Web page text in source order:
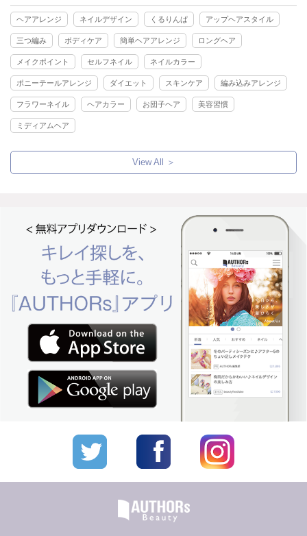
ヘアアレンジ ネイルデザイン くるりんぱ アップヘアスタイル
三つ編み ボディケア 簡単ヘアアレンジ ロングヘア
メイクポイント セルフネイル ネイルカラー
ポニーテールアレンジ ダイエット スキンケア 編み込みアレンジ
フラワーネイル ヘアカラー お団子ヘア 美容習慣
ミディアムヘア
View All ＞